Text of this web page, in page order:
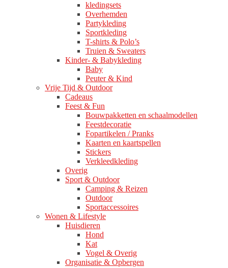
kledingsets
Overhemden
Partykleding
Sportkleding
T-shirts & Polo’s
Truien & Sweaters
Kinder- & Babykleding
Baby
Peuter & Kind
Vrije Tijd & Outdoor
Cadeaus
Feest & Fun
Bouwpakketten en schaalmodellen
Feestdecoratie
Fopartikelen / Pranks
Kaarten en kaartspellen
Stickers
Verkleedkleding
Overig
Sport & Outdoor
Camping & Reizen
Outdoor
Sportaccessoires
Wonen & Lifestyle
Huisdieren
Hond
Kat
Vogel & Overig
Organisatie & Opbergen